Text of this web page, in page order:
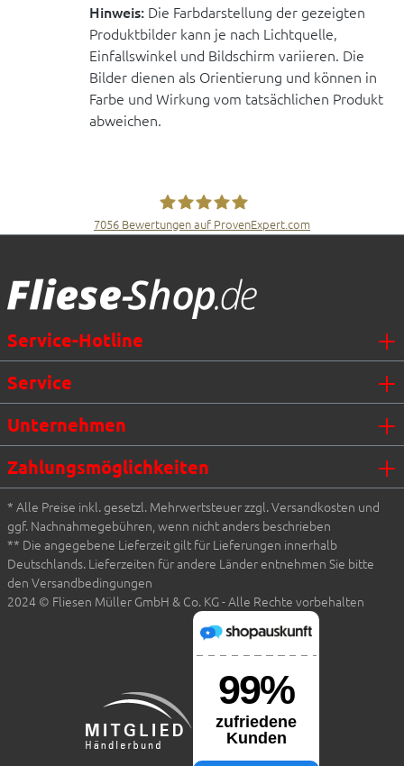
Hinweis: Die Farbdarstellung der gezeigten
Produktbilder kann je nach Lichtquelle,
Einfallswinkel und Bildschirm variieren. Die
Bilder dienen als Orientierung und können in
Farbe und Wirkung vom tatsächlichen Produkt
abweichen.
7056 Bewertungen auf ProvenExpert.com
Service-Hotline
Service
Unternehmen
Zahlungsmöglichkeiten
* Alle Preise inkl. gesetzl. Mehrwertsteuer zzgl. Versandkosten und
ggf. Nachnahmegebühren, wenn nicht anders beschrieben
** Die angegebene Lieferzeit gilt für Lieferungen innerhalb
Deutschlands. Lieferzeiten für andere Länder entnehmen Sie bitte
den Versandbedingungen
2024 © Fliesen Müller GmbH & Co. KG - Alle Rechte vorbehalten